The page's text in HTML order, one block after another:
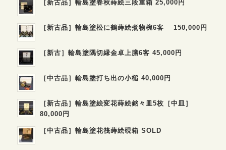
［新古品］輪島塗春秋蒔絵三段重箱 25,000円
［新古品］輪島塗松に鶴蒔絵煮物椀6客 150,000円
［新古］輪島塗隅切縁金卓上膳6客 45,000円
［中古品］輪島塗打ち出の小槌 40,000円
［新古品］輪島塗絵変花蒔絵銘々皿5枚［中皿］
80,000円
［中古品］輪島塗花筏蒔絵硯箱 SOLD